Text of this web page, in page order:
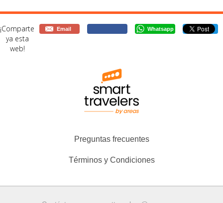
¡Comparte
ya esta
web!
Email Whatsapp
Preguntas frecuentes
Términos y Condiciones